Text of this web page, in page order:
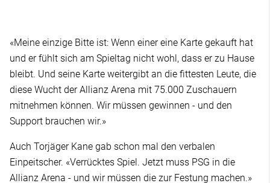
«Meine einzige Bitte ist: Wenn einer eine Karte gekauft hat
und er fühlt sich am Spieltag nicht wohl, dass er zu Hause
bleibt. Und seine Karte weitergibt an die fittesten Leute, die
diese Wucht der Allianz Arena mit 75.000 Zuschauern
mitnehmen können. Wir müssen gewinnen - und den
Support brauchen wir.»
Auch Torjäger Kane gab schon mal den verbalen
Einpeitscher. «Verrücktes Spiel. Jetzt muss PSG in die
Allianz Arena - und wir müssen die zur Festung machen.»